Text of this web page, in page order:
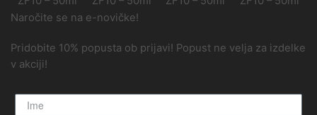
Naročite se na e-novičke!
Pridobite 10% popusta ob prijavi! Popust ne velja za izdelke
v akciji!